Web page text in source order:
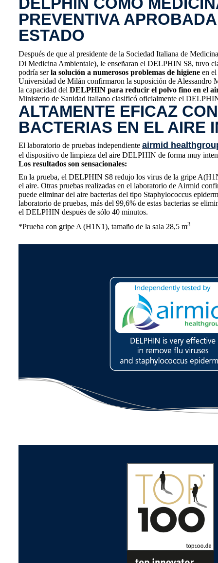
PREVENTIVA
ESTADO
Después de que al presidente de la Sociedad Italiana de
Di Medicina Ambientale), le enseñaran el DELPHIN S8, tuvo
podría serla solución a numerosos problemas de higiene en
Universidad de Milán confirmaron la suposición de Alessandro
la capacidad del DELPHIN para reducir el polvo fino en el
Ministerio de Sanidad italiano clasificó oficialmente el
ALTAMENTE EFICAZ
BACTERIAS EN EL AIRE
El laboratorio de pruebas independiente airmid
el dispositivo de limpieza del aire DELPHIN de forma muy
Los resultados son sensacionales:
En la prueba, el DELPHIN S8 redujo los virus de la gripe
el aire. Otras pruebas realizadas en el laboratorio de Airmid
puede eliminar del aire bacterias del tipo Staphylococcus
laboratorio de pruebas, más del 99,6% de estas bacterias se
el DELPHIN después de sólo 40 minutos.
*Prueba con gripe A (H1N1), tamaño de la sala 28,5 m3